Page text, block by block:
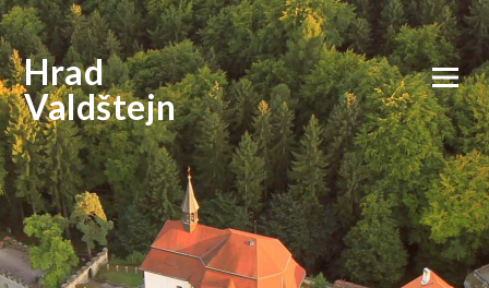
Hrad
Valdštejn